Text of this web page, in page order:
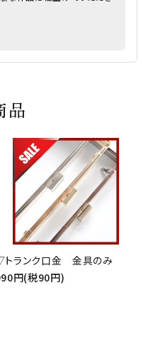
品
ランク口金 金具のみ
円(税90円)